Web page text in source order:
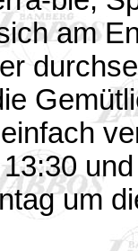
am
um